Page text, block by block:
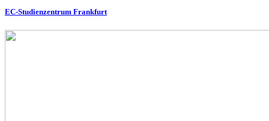
EC-Studienzentrum Frankfurt